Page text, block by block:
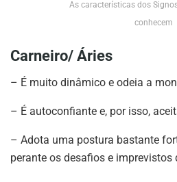
As características dos
conhecem
Carneiro/ Áries
– É muito dinâmico e odeia a
– É autoconfiante e, por isso,
– Adota uma postura bastante
perante os desafios e imprevistos